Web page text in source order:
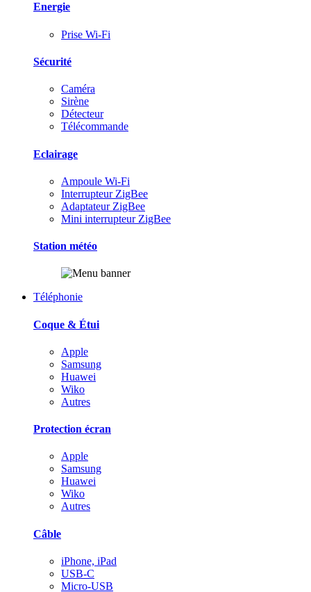
Energie
Prise Wi-Fi
Sécurité
Caméra
Sirène
Détecteur
Télécommande
Eclairage
Ampoule Wi-Fi
Interrupteur ZigBee
Adaptateur ZigBee
Mini interrupteur ZigBee
Station météo
Téléphonie
Coque & Étui
Apple
Samsung
Huawei
Wiko
Autres
Protection écran
Apple
Samsung
Huawei
Wiko
Autres
Câble
iPhone, iPad
USB-C
Micro-USB